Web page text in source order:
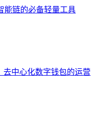
能链的必备轻量工具
去中心化数字钱包的运营